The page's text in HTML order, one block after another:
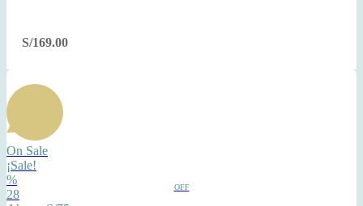
S/169.00
On Sale
¡Sale!
%
OFF
28